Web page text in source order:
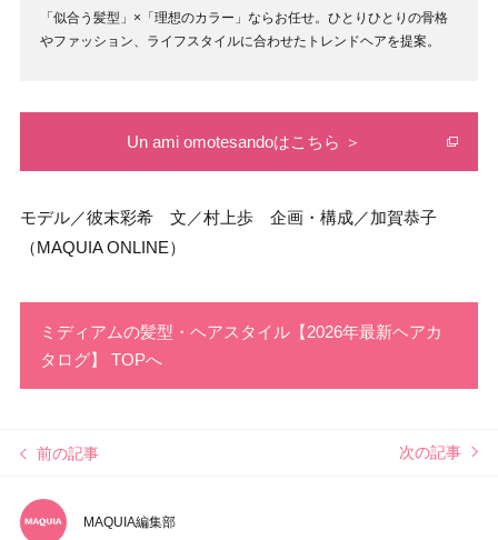
「似合う髪型」×「理想のカラー」ならお任せ。ひとりひとりの骨格
やファッション、ライフスタイルに合わせたトレンドヘアを提案。
Un ami omotesandoはこちら ＞
モデル／彼末彩希 文／村上歩 企画・構成／加賀恭子
（MAQUIA ONLINE）
ミディアムの髪型・ヘアスタイル【2026年最新ヘアカ
タログ】 TOPへ
前の記事 次の記事
MAQUIA編集部